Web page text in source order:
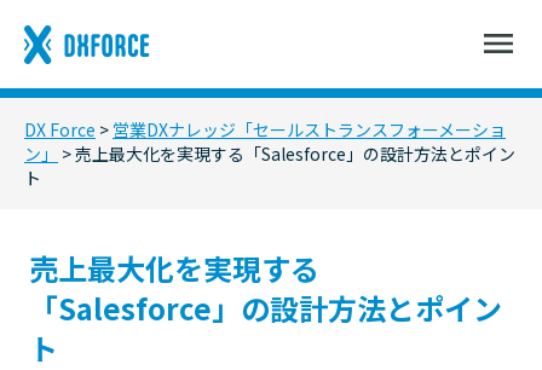
DX Force > 営業DXナレッジ「セールストランスフォーメーショ
ン」
>売上最大化を実現する「Salesforce」の設計方法とポイン
ト
売上最大化を実現する
「Salesforce」の設計方法とポイン
ト